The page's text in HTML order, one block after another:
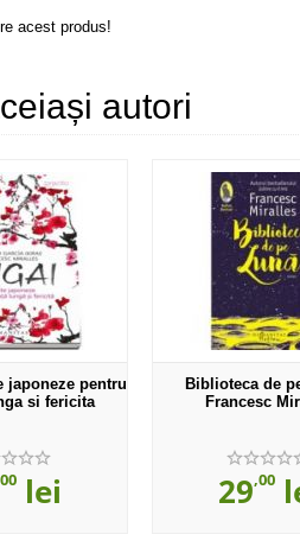
acest produs!
autori
japoneze pentru
si fericita
lei
Biblioteca de
Francesc
29,00